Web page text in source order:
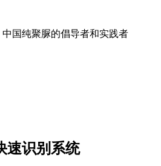
国纯聚脲的倡导者和实践者
速识别系统